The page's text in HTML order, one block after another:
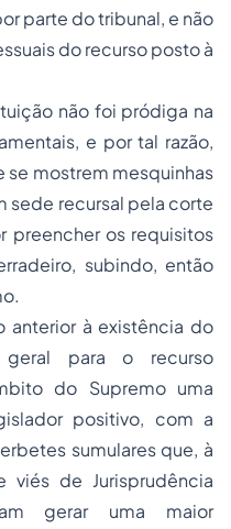
parte do tribunal, e não
do recurso posto à
não foi pródiga na
e por tal razão,
se mostrem mesquinhas
sede recursal pela corte
preencher os requisitos
subindo, então
anterior à existência do
geral para o recurso
do Supremo uma
positivo, com a
sumulares que, à
viés de Jurisprudência
gerar uma maior